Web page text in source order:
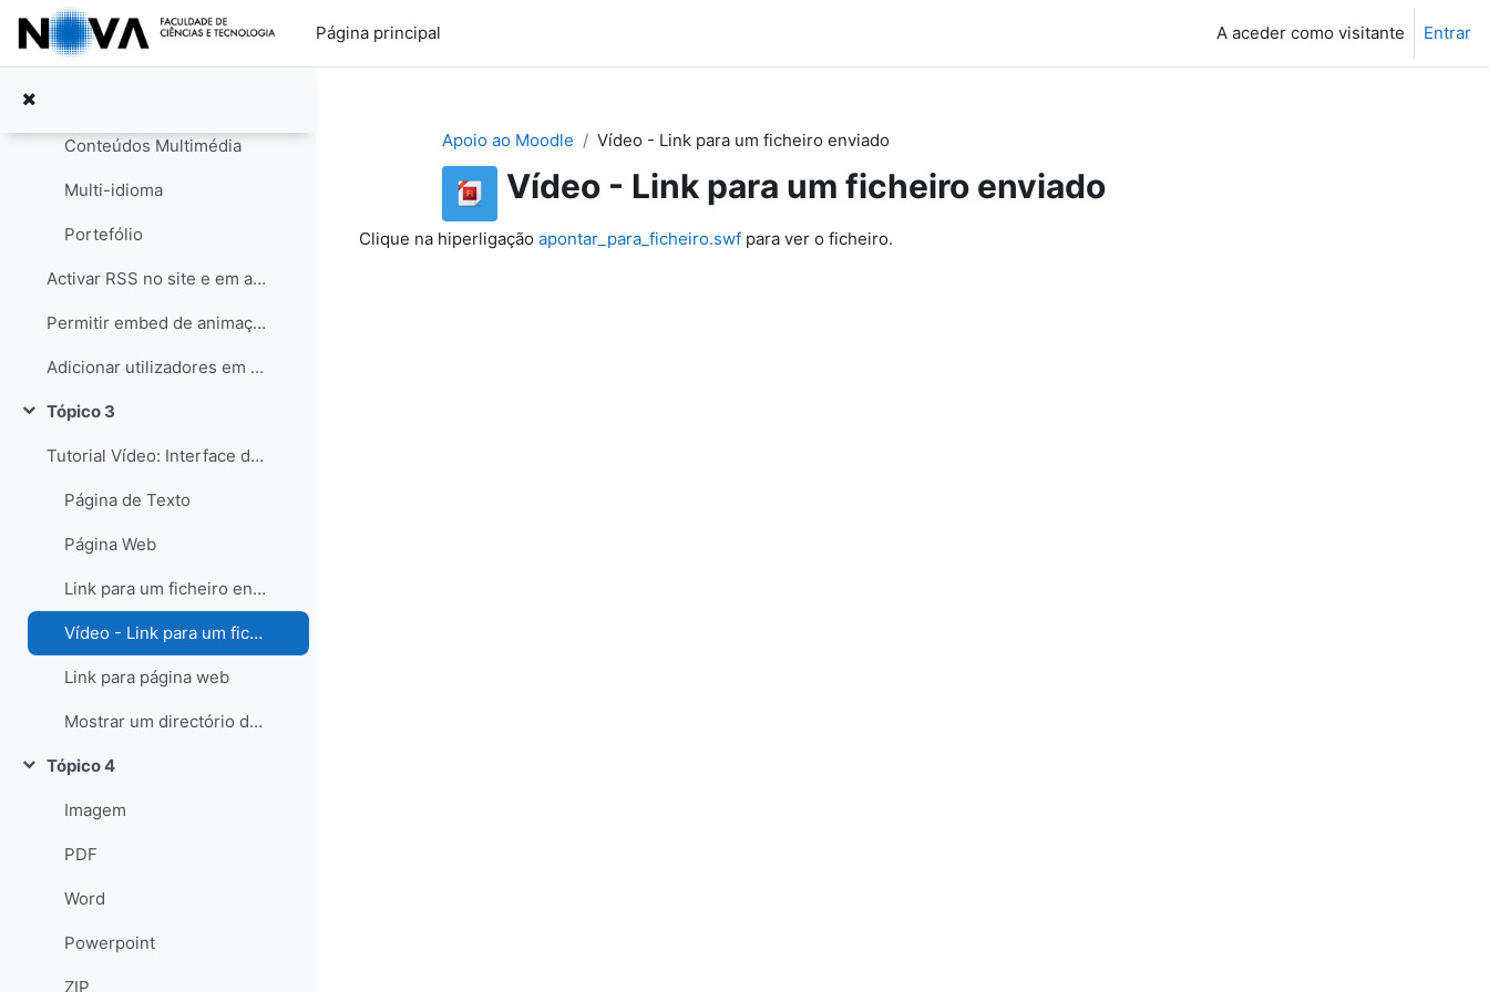
Ir para o conteúdo principal
Página principal
A aceder como visitante Entrar
Notação Matemática
Conteúdos Multimédia
Multi-idioma
Portefólio
Activar RSS no site e em actividades
Permitir embed de animações e vídeos nos recursos e actividades
Adicionar utilizadores em massa a partir de um ficheiro txt
Contrair
Tópico 3
Tutorial Vídeo: Interface de página Moodle
Página de Texto
Página Web
Link para um ficheiro enviado
Vídeo - Link para um ficheiro enviado
Link para página web
Mostrar um directório de ficheiros enviados
Contrair
Tópico 4
Imagem
PDF
Word
Powerpoint
ZIP
Apoio ao Moodle Vídeo - Link para um ficheiro enviado
Vídeo - Link para um ficheiro enviado
Clique na hiperligação apontar_para_ficheiro.swf para ver o ficheiro.